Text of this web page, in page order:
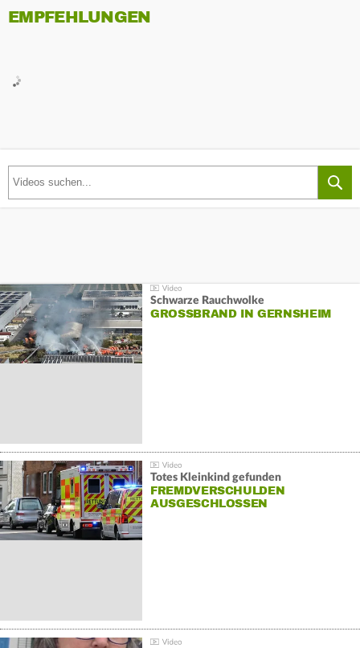
EMPFEHLUNGEN
Schwarze Rauchwolke
GROSSBRAND IN GERNSHEIM
Totes Kleinkind gefunden
FREMDVERSCHULDEN
AUSGESCHLOSSEN